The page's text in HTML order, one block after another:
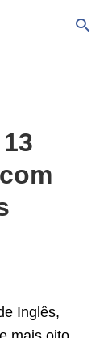
Inglês,